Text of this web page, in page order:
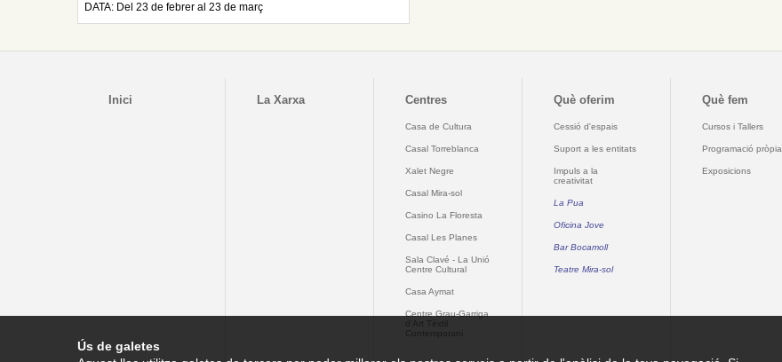
Ús de galetes
DATA: Del 23 de febrer al 23 de març
Inici La Xarxa Centres
Casa de Cultura
Casal Torreblanca
Xalet Negre
Casal Mira-sol
Casino La Floresta
Casal Les Planes
Sala Clavé - La Unió
Centre Cultural
Casa Aymat
Centre Grau-Garriga
d'Art Tèxtil
Contemporani
Què oferim
Cessió d'espais
Suport a les entitats
Impuls a la
creativitat
La Pua
Oficina Jove
Bar Bocamoll
Teatre Mira-sol
Què fem
Cursos i Tallers
Programació pròpia
Exposicions